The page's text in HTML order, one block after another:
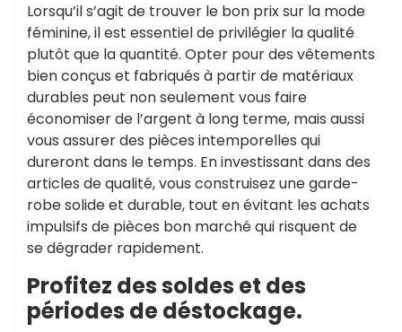
Lorsqu’il s’agit de trouver le bon prix sur la mode
féminine, il est essentiel de privilégier la qualité
plutôt que la quantité. Opter pour des vêtements
bien conçus et fabriqués à partir de matériaux
durables peut non seulement vous faire
économiser de l’argent à long terme, mais aussi
vous assurer des pièces intemporelles qui
dureront dans le temps. En investissant dans des
articles de qualité, vous construisez une garde-
robe solide et durable, tout en évitant les achats
impulsifs de pièces bon marché qui risquent de
se dégrader rapidement.
Profitez des soldes et des
périodes de déstockage.